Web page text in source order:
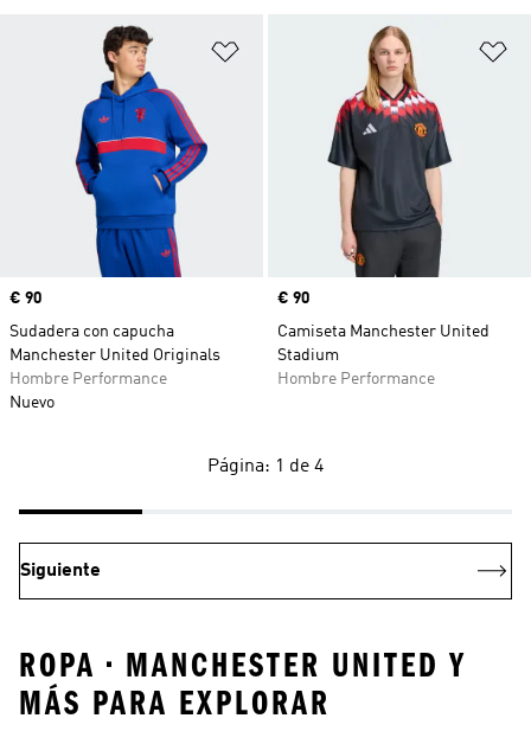
Añadir a la lista de deseos
Precio
€ 90
Sudadera con capucha
Manchester United Originals
Hombre Performance
Nuevo
Precio
€ 90
Camiseta Manchester United
Stadium
Hombre Performance
Página: 1 de 4
Siguiente
ROPA • MANCHESTER UNITED Y
MÁS PARA EXPLORAR